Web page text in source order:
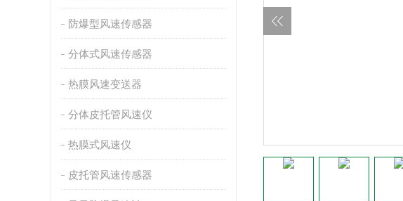
防爆型风速传感器
分体式风速传感器
热膜风速变送器
分体皮托管风速仪
热膜式风速仪
皮托管风速传感器